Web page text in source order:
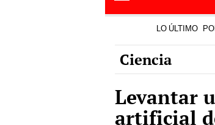
LO ÚLTIMO
Ciencia
Levantar
artificial